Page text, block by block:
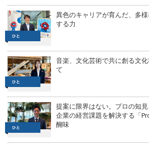
異色のキャリアが育んだ、多
する力
音楽、文化芸術で共に創る文
て
提案に限界はない。プロの知見
企業の経営課題を解決する「
醐味